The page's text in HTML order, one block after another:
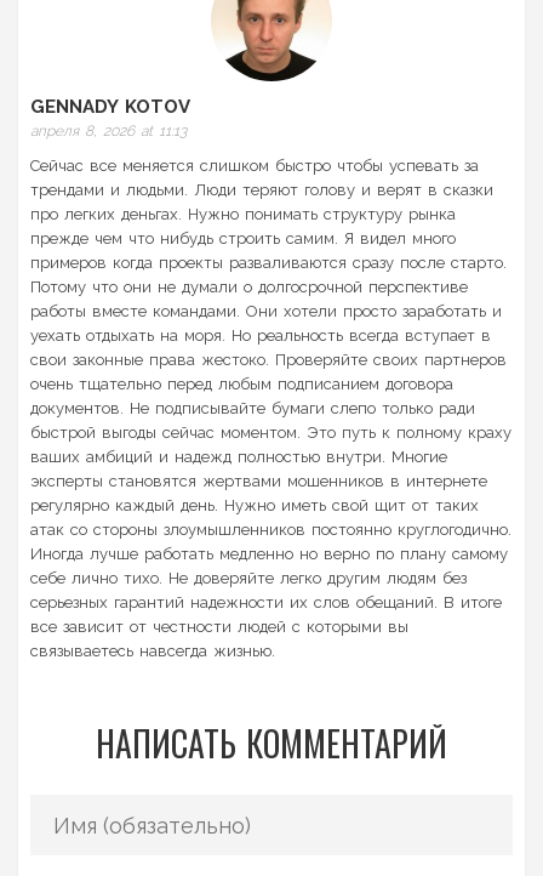
GENNADY KOTOV
апреля 8, 2026 at 11:13
Сейчас все меняется слишком быстро чтобы успевать за
трендами и людьми. Люди теряют голову и верят в сказки
про легких деньгах. Нужно понимать структуру рынка
прежде чем что нибудь строить самим. Я видел много
примеров когда проекты разваливаются сразу после старто.
Потому что они не думали о долгосрочной перспективе
работы вместе командами. Они хотели просто заработать и
уехать отдыхать на моря. Но реальность всегда вступает в
свои законные права жестоко. Проверяйте своих партнеров
очень тщательно перед любым подписанием договора
документов. Не подписывайте бумаги слепо только ради
быстрой выгоды сейчас моментом. Это путь к полному краху
ваших амбиций и надежд полностью внутри. Многие
эксперты становятся жертвами мошенников в интернете
регулярно каждый день. Нужно иметь свой щит от таких
атак со стороны злоумышленников постоянно круглогодично.
Иногда лучше работать медленно но верно по плану самому
себе лично тихо. Не доверяйте легко другим людям без
серьезных гарантий надежности их слов обещаний. В итоге
все зависит от честности людей с которыми вы
связываетесь навсегда жизнью.
НАПИСАТЬ КОММЕНТАРИЙ